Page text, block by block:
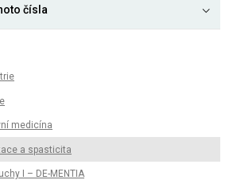
čísla
medicína
a spasticita
I – DE-MENTIA